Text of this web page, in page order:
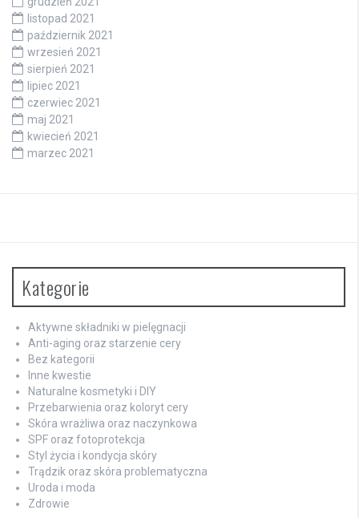
listopad 2021
październik 2021
wrzesień 2021
sierpień 2021
lipiec 2021
czerwiec 2021
maj 2021
kwiecień 2021
marzec 2021
Kategorie
Aktywne składniki w pielęgnacji
Anti-aging oraz starzenie cery
Bez kategorii
Inne kwestie
Naturalne kosmetyki i DIY
Przebarwienia oraz koloryt cery
Skóra wrażliwa oraz naczynkowa
SPF oraz fotoprotekcja
Styl życia i kondycja skóry
Trądzik oraz skóra problematyczna
Uroda i moda
Zdrowie